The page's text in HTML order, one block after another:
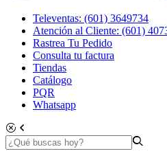
Televentas: (601) 3649734
Atención al Cliente: (601)
Rastrea Tu Pedido
Consulta tu factura
Tiendas
Catálogo
PQR
Whatsapp